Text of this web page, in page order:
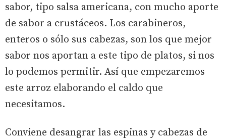
sabor, tipo salsa americana, con mucho aporte
de sabor a crustáceos. Los carabineros,
enteros o sólo sus cabezas, son los que mejor
sabor nos aportan a este tipo de platos, si nos
lo podemos permitir. Así que empezaremos
este arroz elaborando el caldo que
necesitamos.
Conviene desangrar las espinas y cabezas de